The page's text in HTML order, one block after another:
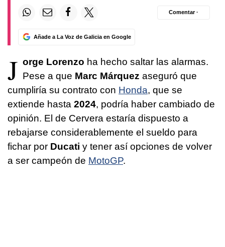
Añade a La Voz de Galicia en Google
Comentar ·
J orge Lorenzo ha hecho saltar las alarmas.
Pese a que Marc Márquez aseguró que
cumpliría su contrato con Honda, que se
extiende hasta 2024, podría haber cambiado de
opinión. El de Cervera estaría dispuesto a
rebajarse considerablemente el sueldo para
fichar por Ducati y tener así opciones de volver
a ser campeón de MotoGP.